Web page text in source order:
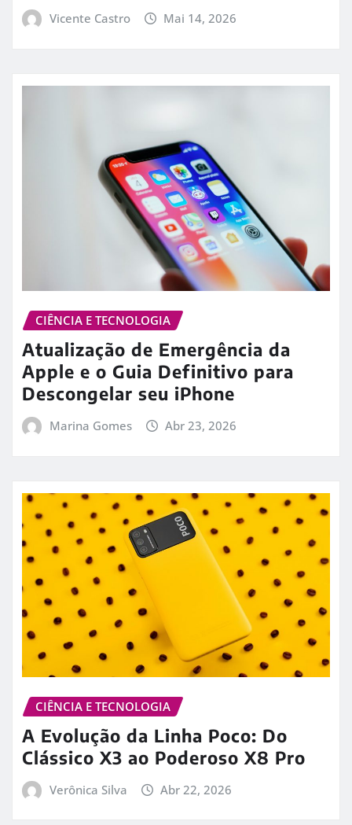
Vicente Castro Mai 14, 2026
CIÊNCIA E TECNOLOGIA
Atualização de Emergência da
Apple e o Guia Definitivo para
Descongelar seu iPhone
Marina Gomes Abr 23, 2026
CIÊNCIA E TECNOLOGIA
A Evolução da Linha Poco: Do
Clássico X3 ao Poderoso X8 Pro
Verônica Silva Abr 22, 2026